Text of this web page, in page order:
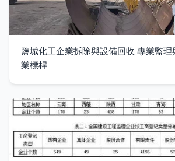
鹽城化工企業拆除與設備回收 專業監
業標桿